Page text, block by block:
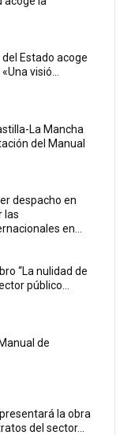
del Estado acoge
visió...
La Mancha
del Manual
despacho en
las
en...
“La nulidad de
público...
de
la obra
del sector...